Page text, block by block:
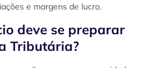
e margens de lucro.
deve se preparar
Tributária?